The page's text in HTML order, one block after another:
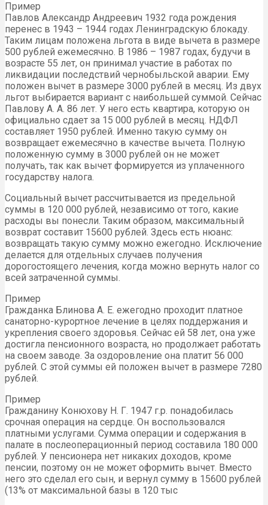
Пример
Павлов Александр Андреевич 1932 года рождения
перенес в 1943 – 1944 годах Ленинградскую блокаду.
Таким лицам положена льгота в виде вычета в размере
500 рублей ежемесячно. В 1986 – 1987 годах, будучи в
возрасте 55 лет, он принимал участие в работах по
ликвидации последствий чернобыльской аварии. Ему
положен вычет в размере 3000 рублей в месяц. Из двух
льгот выбирается вариант с наибольшей суммой. Сейчас
Павлову А. А. 86 лет. У него есть квартира, которую он
официально сдает за 15 000 рублей в месяц. НДФЛ
составляет 1950 рублей. Именно такую сумму он
возвращает ежемесячно в качестве вычета. Полную
положенную сумму в 3000 рублей он не может
получать, так как вычет формируется из уплаченного
государству налога.
Социальный вычет рассчитывается из предельной
суммы в 120 000 рублей, независимо от того, какие
расходы вы понесли. Таким образом, максимальный
возврат составит 15600 рублей. Здесь есть нюанс:
возвращать такую сумму можно ежегодно. Исключение
делается для отдельных случаев получения
дорогостоящего лечения, когда можно вернуть налог со
всей затраченной суммы.
Пример
Гражданка Блинова А. Е. ежегодно проходит платное
санаторно-курортное лечение в целях поддержания и
укрепления своего здоровья. Сейчас ей 58 лет, она уже
достигла пенсионного возраста, но продолжает работать
на своем заводе. За оздоровление она платит 56 000
рублей. С этой суммы ей положен вычет в размере 7280
рублей.
Пример
Гражданину Конюхову Н. Г. 1947 г.р. понадобилась
срочная операция на сердце. Он воспользовался
платными услугами. Сумма операции и содержания в
палате в послеоперационный период составила 180 000
рублей. У пенсионера нет никаких доходов, кроме
пенсии, поэтому он не может оформить вычет. Вместо
него это сделал его сын, и вернул сумму в 15600 рублей
(13% от максимальной базы в 120 тыс